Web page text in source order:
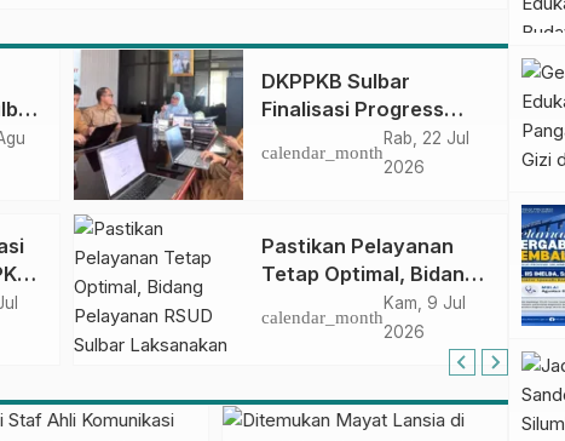
DKPPKB Sulbar
Finalisasi Progress
Implementasi
GARATTA TBC Menuju
Makassar
calendar_month
Rab, 22 Jul
2026
Pastikan Pelayanan
Tetap Optimal, Bidang
Pelayanan RSUD
Sulbar Laksanakan
calendar_month
Kam, 9 Jul
2026